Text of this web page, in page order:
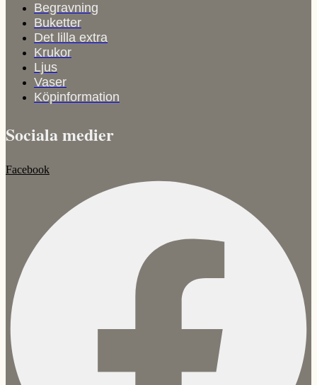
Begravning
Buketter
Det lilla extra
Krukor
Ljus
Vaser
Köpinformation
Sociala medier
Facebook